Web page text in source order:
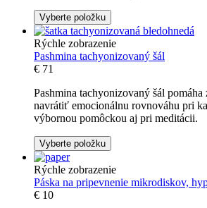
Vyberte položku
Rýchle zobrazenie
Pashmina tachyonizovaný šál
€ 71
Pashmina tachyonizovaný šál
navrátiť emocionálnu rovnováhu pri
výbornou pomôckou aj pri meditácii.
Vyberte položku
Rýchle zobrazenie
Páska na pripevnenie mikrodiskov,
€ 10